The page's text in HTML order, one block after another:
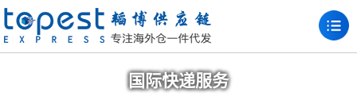
国际快递服务